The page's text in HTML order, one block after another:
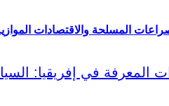
المسلحة والاقتصادات الموازية في